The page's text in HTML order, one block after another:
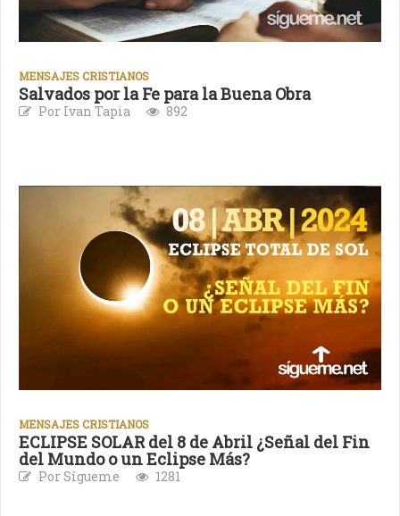
MENSAJES CRISTIANOS
Salvados por la Fe para la Buena Obra
Por Ivan Tapia 892
MENSAJES CRISTIANOS
ECLIPSE SOLAR del 8 de Abril ¿Señal del Fin
del Mundo o un Eclipse Más?
Por Sígueme 1281